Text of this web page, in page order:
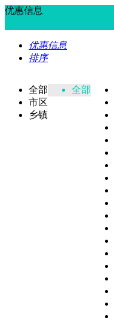
优惠信息
优惠信息
排序
全部
市区
乡镇
全部